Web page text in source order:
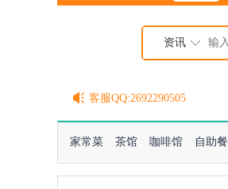
资讯
客服QQ:2692290505
充100送20
家常菜
茶馆 咖啡馆 自助餐